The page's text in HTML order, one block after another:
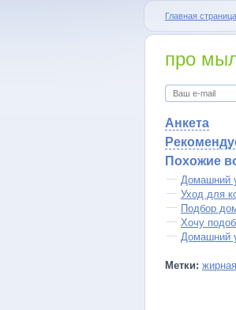
Главная страница
про
Анкета
Похожие
Домашний
Уход для
Подбор
Хочу
Домашний
Метки: